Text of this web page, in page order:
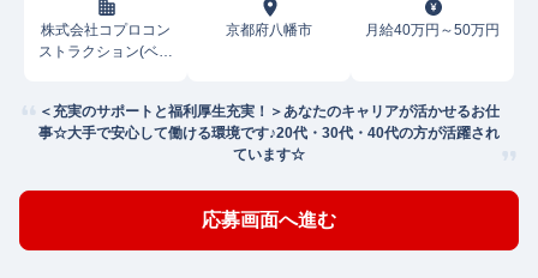
株式会社コプロコン
ストラクション(ベス
京都府八幡市 月給40万円～50万円
＜充実のサポートと福利厚生充実！＞あなたのキャリアが活かせるお仕
事☆大手で安心して働ける環境です♪20代・30代・40代の方が活躍され
ています☆
応募画面へ進む